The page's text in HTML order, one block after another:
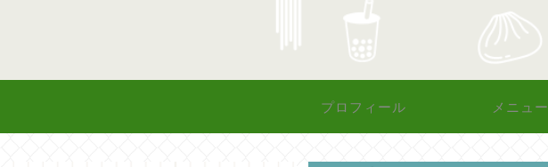
プロフィール メニュー